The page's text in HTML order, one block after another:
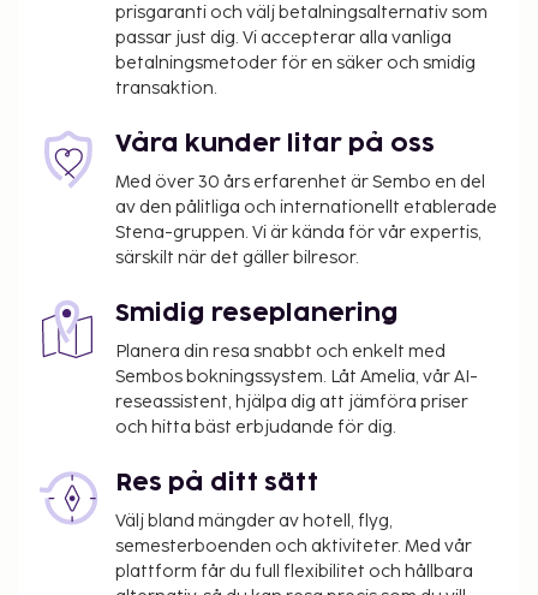
prisgaranti och välj betalningsalternativ som
passar just dig. Vi accepterar alla vanliga
betalningsmetoder för en säker och smidig
transaktion.
Våra kunder litar på oss
Med över 30 års erfarenhet är Sembo en del
av den pålitliga och internationellt etablerade
Stena-gruppen. Vi är kända för vår expertis,
särskilt när det gäller bilresor.
Smidig reseplanering
Planera din resa snabbt och enkelt med
Sembos bokningssystem. Låt Amelia, vår AI-
reseassistent, hjälpa dig att jämföra priser
och hitta bäst erbjudande för dig.
Res på ditt sätt
Välj bland mängder av hotell, flyg,
semesterboenden och aktiviteter. Med vår
plattform får du full flexibilitet och hållbara